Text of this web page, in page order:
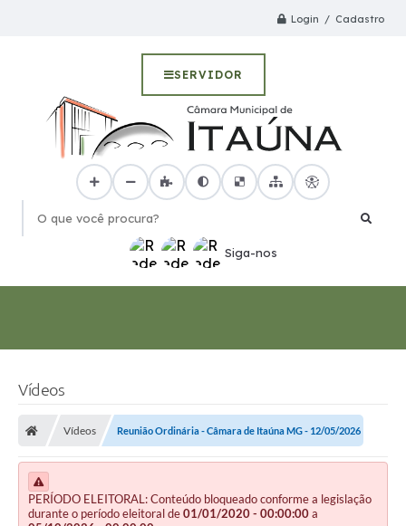
Login / Cadastro
O que você procura?
Siga-nos
SERVIDOR
Vídeos
Vídeos Reunião Ordinária - Câmara de Itaúna MG - 12/05/2026
PERÍODO ELEITORAL: Conteúdo bloqueado conforme a legislação
durante o período eleitoral de01/01/2020 - 00:00:00a